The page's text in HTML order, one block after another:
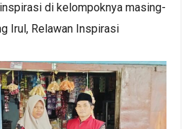
di kelompoknya masing-
Irul, Relawan Inspirasi